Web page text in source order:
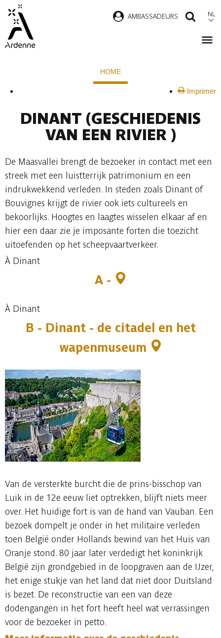
Overslaan
naar
AMBASSADEURS NL
HOME
Imprimer
DINANT (GESCHIEDENIS
VAN EEN RIVIER )
De Maasvallei brengt de bezoeker in contact met een
streek met een luistterrijk patrimonium en een
indrukwekkend verleden. In steden zoals Dinant of
Bouvignes krijgt de rivier ook iets cultureels en
bekoorlijks. Hoogtes en laagtes wisselen elkaar af en
hier een daar zie je imposante forten die toezicht
uitoefenden op het scheepvaartverkeer.
À Dinant
A -
À Dinant
B - Dinant - de citadel en het
wapenmuseum
Van de versterkte burcht die de prins-bisschop van
Luik in de 12e eeuw liet optrekken, blijft niets meer
over. Het huidige fort is van de hand van Vauban. Een
bezoek dompelt je onder in het militaire verleden
toen België onder Hollands bewind van het Huis van
Oranje stond. 80 jaar later verdedigt het koninkrijk
België zijn grondgebied in de loopgraven aan de IJzer,
het enige stukje van het land dat niet door Duitsland
is bezet. De reconstructie van een van deze
dodengangen in het fort heeft heel wat verrassingen
voor de bezoeker in petto.